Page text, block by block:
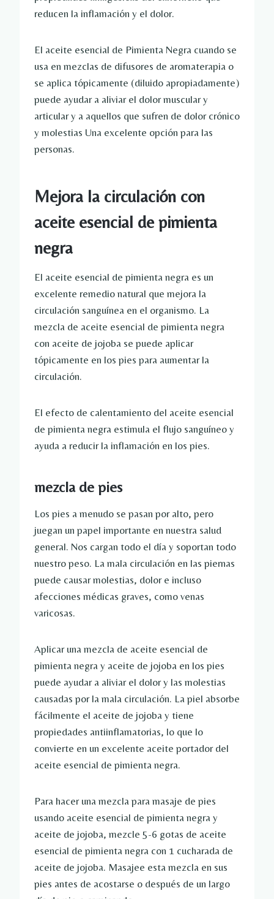
reducen la inflamación y el dolor.
El aceite esencial de Pimienta Negra cuando se
usa en mezclas de difusores de aromaterapia o
se aplica tópicamente (diluido apropiadamente)
puede ayudar a aliviar el dolor muscular y
articular y a aquellos que sufren de dolor crónico
y molestias Una excelente opción para las
personas.
Mejora la circulación con
aceite esencial de pimienta
negra
El aceite esencial de pimienta negra es un
excelente remedio natural que mejora la
circulación sanguínea en el organismo. La
mezcla de aceite esencial de pimienta negra
con aceite de jojoba se puede aplicar
tópicamente en los pies para aumentar la
circulación.
El efecto de calentamiento del aceite esencial
de pimienta negra estimula el flujo sanguíneo y
ayuda a reducir la inflamación en los pies.
mezcla de pies
Los pies a menudo se pasan por alto, pero
juegan un papel importante en nuestra salud
general. Nos cargan todo el día y soportan todo
nuestro peso. La mala circulación en las piernas
puede causar molestias, dolor e incluso
afecciones médicas graves, como venas
varicosas.
Aplicar una mezcla de aceite esencial de
pimienta negra y aceite de jojoba en los pies
puede ayudar a aliviar el dolor y las molestias
causadas por la mala circulación. La piel absorbe
fácilmente el aceite de jojoba y tiene
propiedades antiinflamatorias, lo que lo
convierte en un excelente aceite portador del
aceite esencial de pimienta negra.
Para hacer una mezcla para masaje de pies
usando aceite esencial de pimienta negra y
aceite de jojoba, mezcle 5-6 gotas de aceite
esencial de pimienta negra con 1 cucharada de
aceite de jojoba. Masajee esta mezcla en sus
pies antes de acostarse o después de un largo